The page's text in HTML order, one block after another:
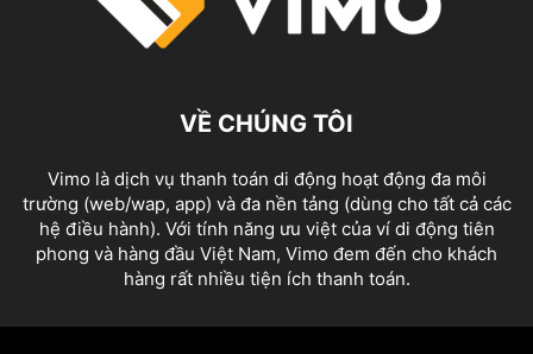
VỀ CHÚNG TÔI
Vimo là dịch vụ thanh toán di động hoạt động đa môi
trường (web/wap, app) và đa nền tảng (dùng cho tất cả các
hệ điều hành). Với tính năng ưu việt của ví di động tiên
phong và hàng đầu Việt Nam, Vimo đem đến cho khách
hàng rất nhiều tiện ích thanh toán.